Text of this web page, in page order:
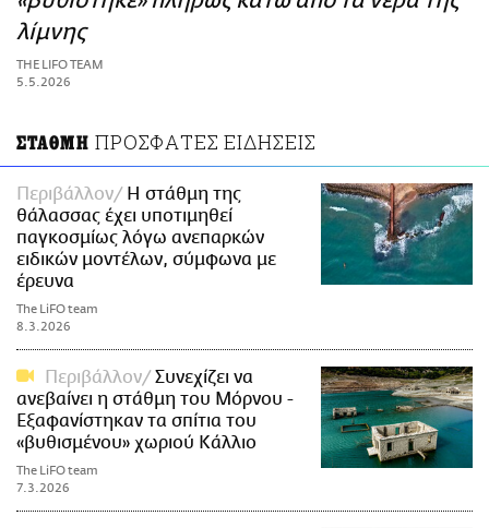
ΑΜΠΑ
PRINT
λίμνης
THE LIFO TEAM
5.5.2026
ΣΤΑΘΜΗ ΠΡΟΣΦΑΤΕΣ ΕΙΔΗΣΕΙΣ
Περιβάλλον
H στάθμη της
θάλασσας έχει υποτιμηθεί
παγκοσμίως λόγω ανεπαρκών
ειδικών μοντέλων, σύμφωνα με
έρευνα
The LiFO team
8.3.2026
Περιβάλλον
Συνεχίζει να
ανεβαίνει η στάθμη του Μόρνου -
Εξαφανίστηκαν τα σπίτια του
«βυθισμένου» χωριού Κάλλιο
The LiFO team
7.3.2026